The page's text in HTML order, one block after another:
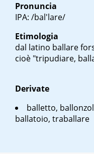
Pronuncia
IPA: /bal'lare/
Etimologia
dal latino ballare
cioè "tripudiare,
Derivate
balletto,
ballatoio, traballare